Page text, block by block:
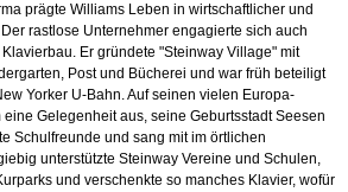
prägte Williams Leben in wirtschaftlicher und
rastlose Unternehmer engagierte sich auch
Er gründete "Steinway Village" mit
Post und Bücherei und war früh beteiligt
Yorker U-Bahn. Auf seinen vielen Europa-
Gelegenheit aus, seine Geburtsstadt Seesen
Schulfreunde und sang mit im örtlichen
unterstützte Steinway Vereine und Schulen,
und verschenkte so manches Klavier, wofür